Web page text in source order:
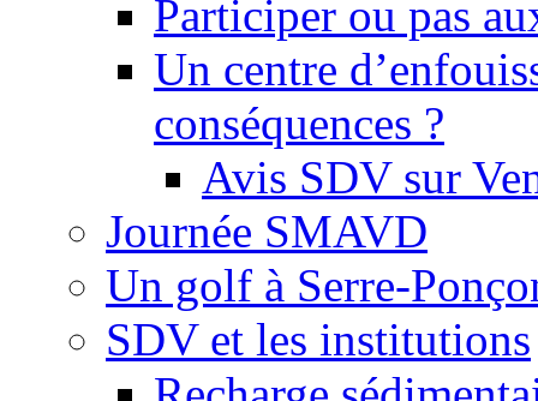
Participer ou pas
Un centre
conséquences ?
Avis SDV sur
Journée SMAVD
Un golf à Serre-
SDV et les institutions